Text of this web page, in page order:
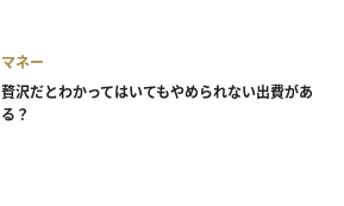
マネー
贅沢だとわかってはいてもやめられない出費があ
る？